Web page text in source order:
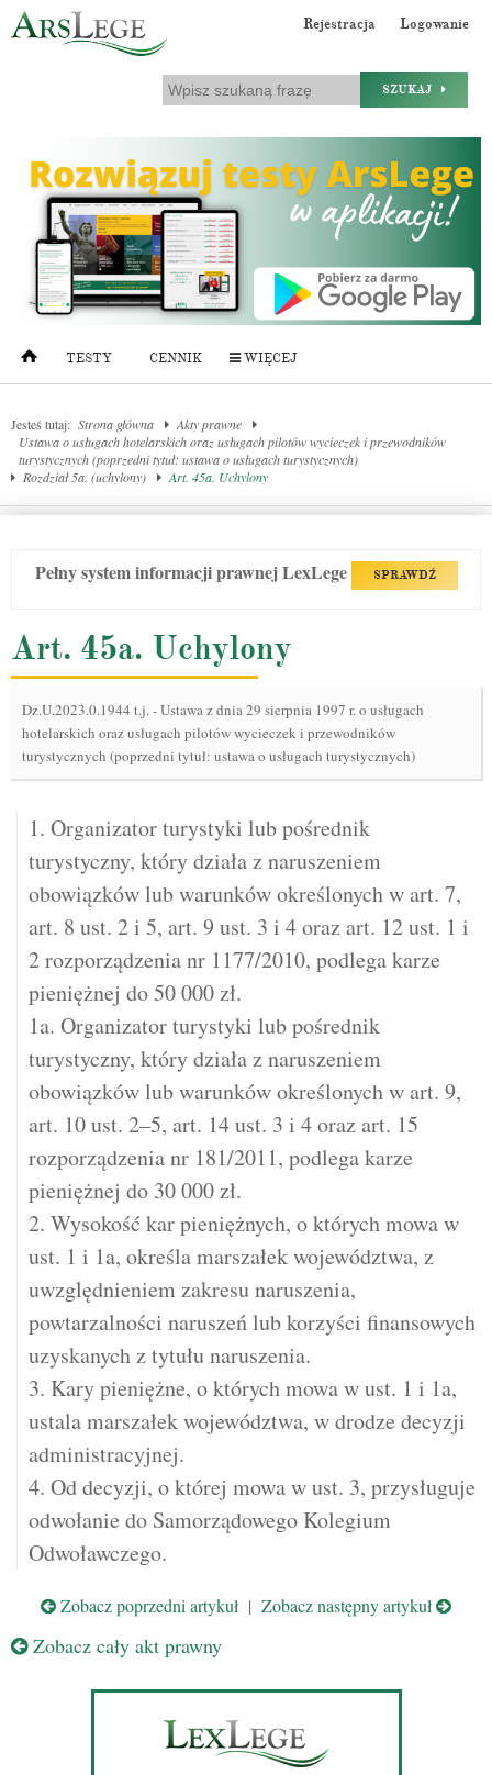
Rejestracja Logowanie
SZUKAJ
TESTY CENNIK WIĘCEJ
Jesteś tutaj: Strona główna
Akty prawne
Ustawa o usługach hotelarskich oraz usługach pilotów wycieczek i przewodników
turystycznych (poprzedni tytuł: ustawa o usługach turystycznych)
Rozdział 5a. (uchylony)
Art. 45a. Uchylony
Pełny system informacji prawnej LexLege SPRAWDŹ
Art. 45a. Uchylony
Dz.U.2023.0.1944 t.j.-Ustawa z dnia 29 sierpnia 1997 r. o usługach
hotelarskich oraz usługach pilotów wycieczek i przewodników
turystycznych (poprzedni tytuł: ustawa o usługach turystycznych)
1. Organizator turystyki lub pośrednik
turystyczny, który działa z naruszeniem
obowiązków lub warunków określonych w art. 7,
art. 8 ust. 2 i 5, art. 9 ust. 3 i 4 oraz art. 12 ust. 1 i
2 rozporządzenia nr 1177/2010, podlega karze
pieniężnej do 50 000 zł.
1a. Organizator turystyki lub pośrednik
turystyczny, który działa z naruszeniem
obowiązków lub warunków określonych w art. 9,
art. 10 ust. 2–5, art. 14 ust. 3 i 4 oraz art. 15
rozporządzenia nr 181/2011, podlega karze
pieniężnej do 30 000 zł.
2. Wysokość kar pieniężnych, o których mowa w
ust. 1 i 1a, określa marszałek województwa, z
uwzględnieniem zakresu naruszenia,
powtarzalności naruszeń lub korzyści finansowych
uzyskanych z tytułu naruszenia.
3. Kary pieniężne, o których mowa w ust. 1 i 1a,
ustala marszałek województwa, w drodze decyzji
administracyjnej.
4. Od decyzji, o której mowa w ust. 3, przysługuje
odwołanie do Samorządowego Kolegium
Odwoławczego.
Zobacz poprzedni artykuł | Zobacz następny artykuł
Zobacz cały akt prawny